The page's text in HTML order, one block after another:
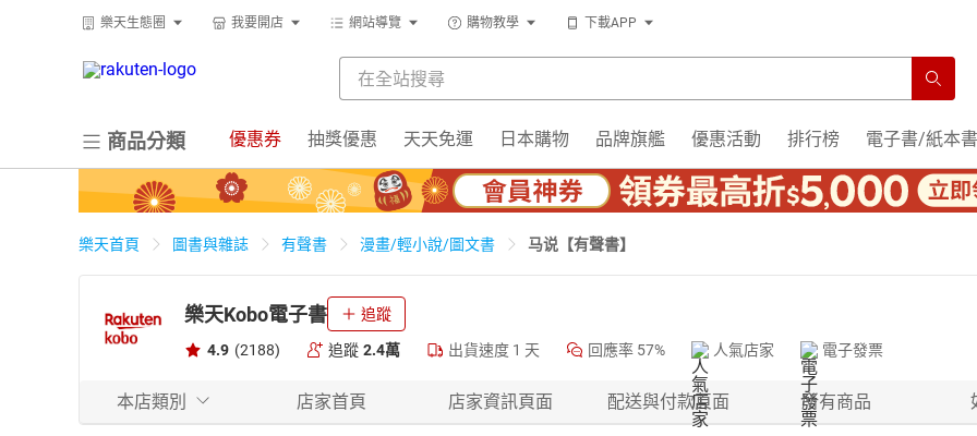
樂天生態圈 我要開店 網站導覽 購物教學 下載APP
商品分類 優惠券 抽獎優惠 天天免運 日本購物 品牌旗艦 優惠活動 排行榜 電子書/紙本書
樂天首頁 圖書與雜誌 有聲書 漫畫/輕小說/圖文書 马说【有聲書】
樂天Kobo電子書 追蹤
4.9 (2188) 追蹤 2.4萬 出貨速度 1 天 回應率 57% 人氣店家 電子發票
本店類別 店家首頁 店家資訊頁面 配送與付款頁面 所有商品